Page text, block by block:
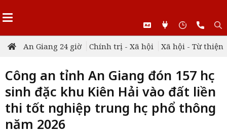
An Giang 24 giờ Chính trị - Xã hội Xã hội - Từ thiện
Công an tỉnh An Giang đón 157 học
sinh đặc khu Kiên Hải vào đất liền
thi tốt nghiệp trung học phổ thông
năm 2026